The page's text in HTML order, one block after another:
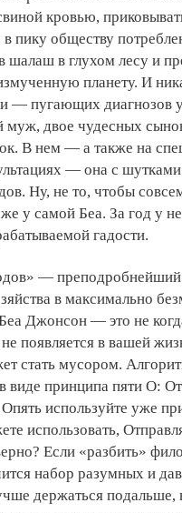
кровью,
в пику обществу
шалаш в глухом лесу и
планету. И
— пугающих диагнозов
двое чудесных
В нем — а также на
— она с
Ну, не то, чтобы
у самой Беа. За год у
гадости.
—
в максимально
Джонсон — это не
появляется в вашей
стать мусором.
виде принципа пяти О:
используйте уже
использовать,
Если «разбить»
набор разумных и
держаться подальше,